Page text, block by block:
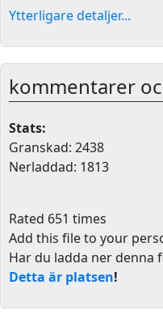
Ytterligare detaljer...
kommentarer
Stats:
Granskad: 2438
Nerladdad: 1813
Rated 651 times
Add this file to your
Har du ladda ner denna
Detta är platsen!